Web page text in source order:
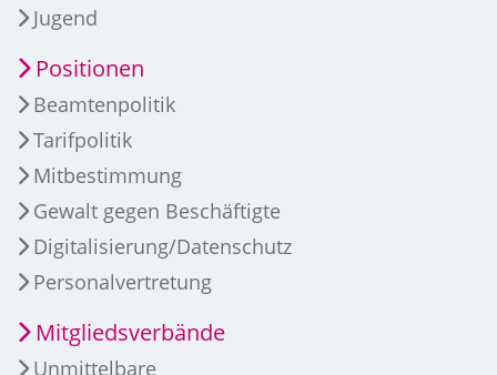
Jugend
Positionen
Beamtenpolitik
Tarifpolitik
Mitbestimmung
Gewalt gegen Beschäftigte
Digitalisierung/Datenschutz
Personalvertretung
Mitgliedsverbände
Unmittelbare